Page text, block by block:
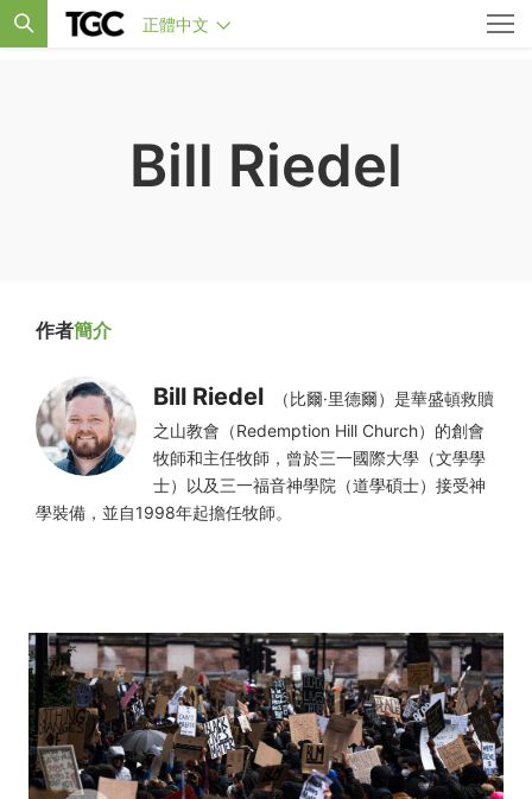
正體中文
Bill Riedel
作者簡介
Bill Riedel
（比爾·里德爾）是華盛頓救贖
之山教會（Redemption Hill Church）的創會
牧師和主任牧師，曾於三一國際大學（文學學
士）以及三一福音神學院（道學碩士）接受神
學裝備，並自1998年起擔任牧師。